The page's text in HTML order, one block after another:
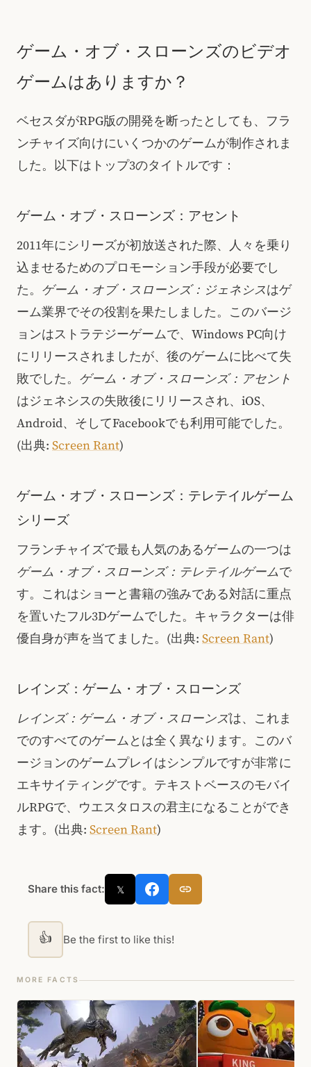
ゲーム・オブ・スローンズのビデオ
ゲームはありますか？
ベセスダがRPG版の開発を断ったとしても、フラ
ンチャイズ向けにいくつかのゲームが制作されま
した。以下はトップ3のタイトルです：
ゲーム・オブ・スローンズ：アセント
2011年にシリーズが初放送された際、人々を乗り
込ませるためのプロモーション手段が必要でし
た。 ゲーム・オブ・スローンズ：ジェネシスはゲ
ーム業界でその役割を果たしました。このバージ
ョンはストラテジーゲームで、Windows PC向け
にリリースされましたが、後のゲームに比べて失
敗でした。 ゲーム・オブ・スローンズ：アセント
はジェネシスの失敗後にリリースされ、iOS、
Android、そしてFacebookでも利用可能でした。
(出典: Screen Rant)
ゲーム・オブ・スローンズ：テレテイルゲーム
シリーズ
フランチャイズで最も人気のあるゲームの一つは
ゲーム・オブ・スローンズ：テレテイルゲームで
す。これはショーと書籍の強みである対話に重点
を置いたフル3Dゲームでした。キャラクターは俳
優自身が声を当てました。 (出典: Screen Rant)
レインズ：ゲーム・オブ・スローンズ
レインズ：ゲーム・オブ・スローンズは、これま
でのすべてのゲームとは全く異なります。このバ
ージョンのゲームプレイはシンプルですが非常に
エキサイティングです。テキストベースのモバイ
ルRPGで、ウエスタロスの君主になることができ
ます。(出典: Screen Rant)
Share this fact: 𝕏
👍 Be the first to like this!
MORE FACTS